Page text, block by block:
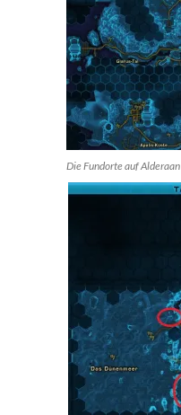
Die Fundorte auf Alderaan